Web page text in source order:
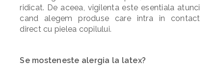
ridicat. De aceea, vigilenta este esentiala atunci
cand alegem produse care intra in contact
direct cu pielea copilului.
Se mosteneste alergia la latex?